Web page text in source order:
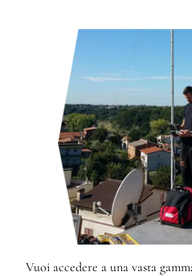
Vuoi accedere a una vasta